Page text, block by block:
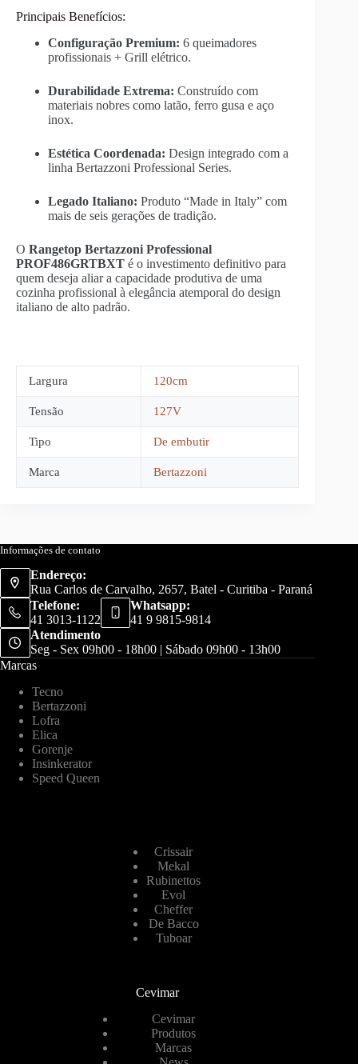
Principais Benefícios:
Configuração Premium: 6 queimadores
profissionais + Grill elétrico.
Durabilidade Extrema: Construído com
materiais nobres como latão, ferro gusa e aço
inox.
Estética Coordenada: Design integrado com a
linha Bertazzoni Professional Series.
Legado Italiano: Produto “Made in Italy” com
mais de seis gerações de tradição.
O Rangetop Bertazzoni Professional
PROF486GRTBXT é o investimento definitivo para
quem deseja aliar a capacidade produtiva de uma
cozinha profissional à elegância atemporal do design
italiano de alto padrão.
Largura 120cm
Tensão 127V
Tipo De embutir
Marca Bertazzoni
Informações de contato
Endereço:
Rua Carlos de Carvalho, 2657, Batel - Curitiba - Paraná
Telefone:
41 3013-1122
Whatsapp:
41 9 9815-9814
Atendimento
Seg - Sex 09h00 - 18h00 | Sábado 09h00 - 13h00
Marcas
Tecno
Bertazzoni
Lofra
Elica
Gorenje
Insinkerator
Speed Queen
Crissair
Mekal
Rubinettos
Evol
Cheffer
De Bacco
Tuboar
Cevimar
Cevimar
Produtos
Marcas